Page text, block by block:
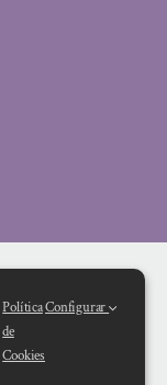
Política
de
Cookies
Configurar